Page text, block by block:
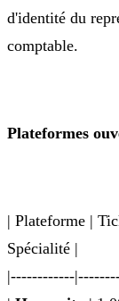
d'identité du
comptable.
Plateformes
| Plateforme |
Spécialité |
|------------